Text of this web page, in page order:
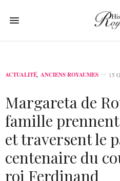
ACTUALITÉ, ANCIENS ROYAUMES 15
Margareta de
famille
et traversent le
centenaire du
roi Ferdinand